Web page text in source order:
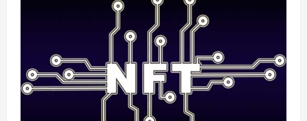
прибуток
при
заробітку
криптовалютах